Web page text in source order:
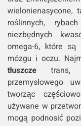
roślinnych,
niezbędnych
omega-6, które
mózgu i oczu.
tłuszcze trans,
przemysłowego
tworząc
używane w
mogą podnosić